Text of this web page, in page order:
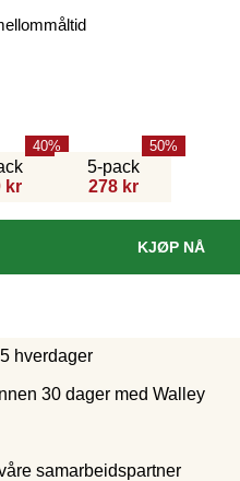
kr
40
5-pack
278 kr
50
KJØP NÅ
hverdager
30 dager med Walley
samarbeidspartner